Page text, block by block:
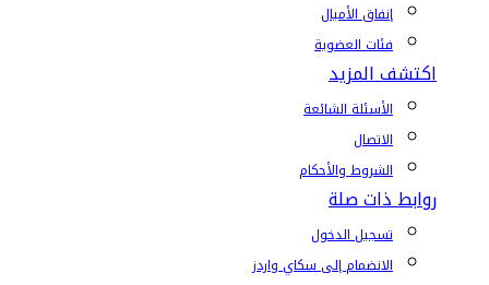
إنفاق الأميال
فئات العضوية
اكتشف المزيد
الأسئلة الشائعة
الاتصال
الشروط والأحكام
روابط ذات صلة
تسجيل الدخول
الانضمام إلى سكاي واردز